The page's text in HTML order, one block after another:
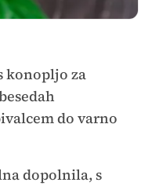
konopljo za
do varno
dopolnila, s